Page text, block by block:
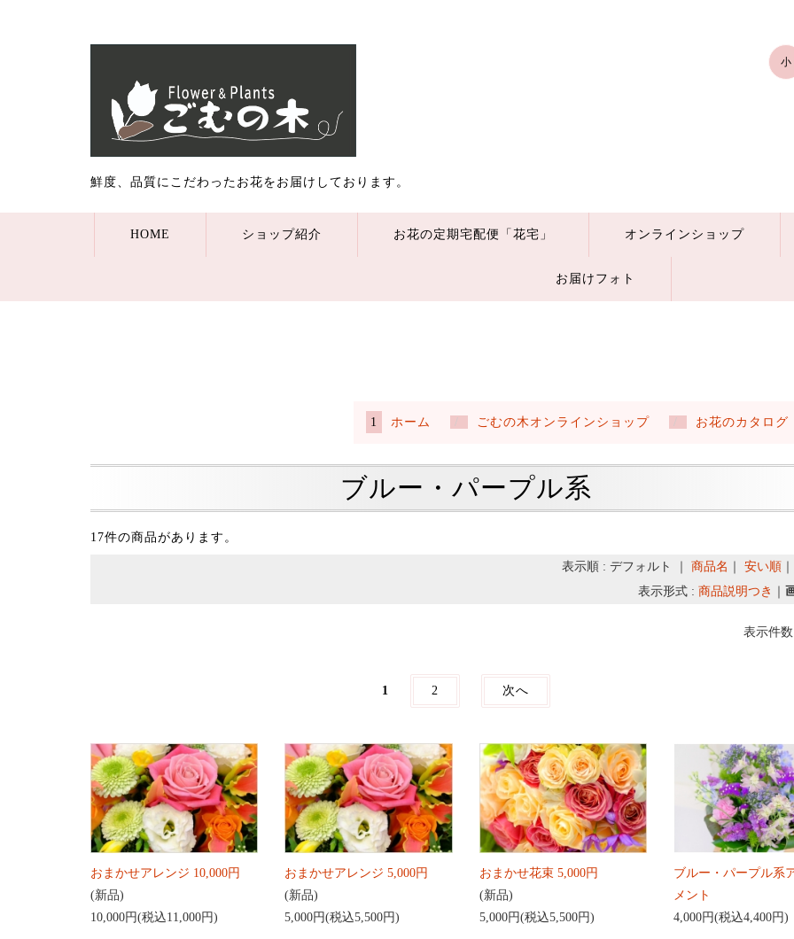
鮮度、品質にこだわったお花をお届けしております。
小
HOME ショップ紹介 お花の定期宅配便「花宅」 オンラインショップ
お届けフォト
ホーム ごむの木オンラインショップ お花のカタログ
ブルー・パープル系
17件の商品があります。
表示順 : デフォルト ｜ 商品名 安い順
表示形式 : 商品説明つき
表示件
1 2 次へ
おまかせアレンジ 10,000円
(新品)
10,000円(税込11,000円)
おまかせアレンジ 5,000円
(新品)
5,000円(税込5,500円)
おまかせ花束 5,000円
(新品)
5,000円(税込5,500円)
ブルー・パープル系
メント
4,000円(税込4,400円)